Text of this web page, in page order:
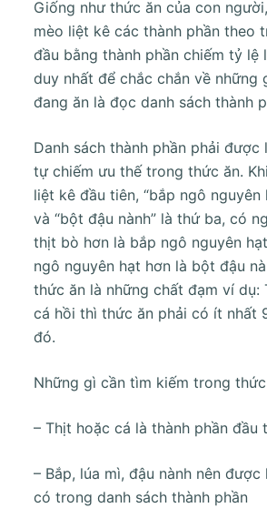
Giống như thức ăn của con
mèo liệt kê các thành phần theo
đầu bằng thành phần chiếm tỷ lệ
duy nhất để chắc chắn về những
đang ăn là đọc danh sách thành
Danh sách thành phần phải
tự chiếm ưu thế trong thức ăn.
liệt kê đầu tiên, “bắp ngô nguyên
và “bột đậu nành” là thứ ba, có
thịt bò hơn là bắp ngô nguyên
ngô nguyên hạt hơn là bột đậu
thức ăn là những chất đạm ví dụ:
cá hồi thì thức ăn phải có ít nhất
đó.
Những gì cần tìm kiếm trong
– Thịt hoặc cá là thành phần đầu
– Bắp, lúa mì, đậu nành nên được
có trong danh sách thành phần